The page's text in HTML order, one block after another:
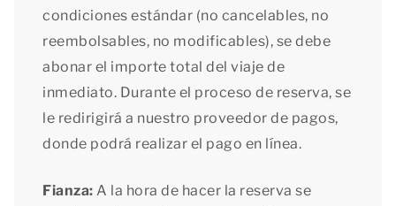
condiciones estándar (no cancelables, no
reembolsables, no modificables), se debe
abonar el importe total del viaje de
inmediato. Durante el proceso de reserva, se
le redirigirá a nuestro proveedor de pagos,
donde podrá realizar el pago en línea.
Fianza: A la hora de hacer la reserva se